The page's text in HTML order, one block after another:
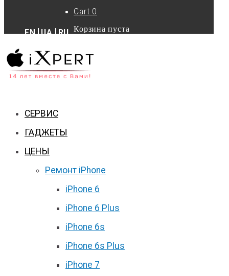
EN UA RU
Cart 0
Корзина пуста
СЕРВИС
ГАДЖЕТЫ
ЦЕНЫ
Ремонт iPhone
iPhone 6
iPhone 6 Plus
iPhone 6s
iPhone 6s Plus
iPhone 7